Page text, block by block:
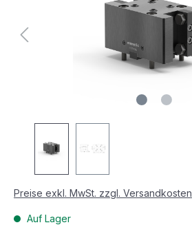
Preise exkl. MwSt. zzgl. Versandkosten
Auf Lager